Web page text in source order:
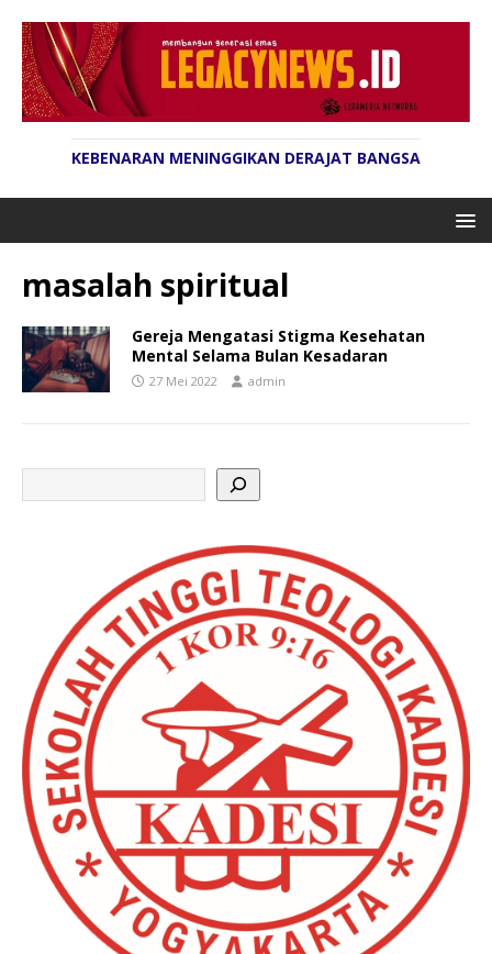
KEBENARAN MENINGGIKAN DERAJAT BANGSA
masalah spiritual
Gereja Mengatasi Stigma Kesehatan
Mental Selama Bulan Kesadaran
27 Mei 2022 admin